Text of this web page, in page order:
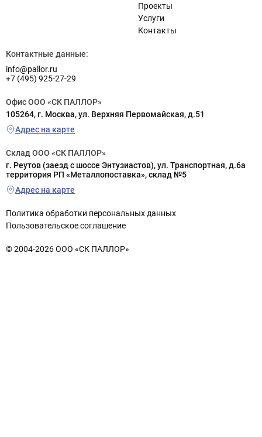
Проекты
Услуги
Контакты
Контактные данные:
info@pallor.ru
+7 (495) 925-27-29
Офис ООО «СК ПАЛЛОР»
105264, г. Москва, ул. Верхняя Первомайская, д.51
Адрес на карте
Склад ООО «СК ПАЛЛОР»
г. Реутов (заезд с шоссе Энтузиастов), ул. Транспортная, д.6а
территория РП «Металлопоставка», склад №5
Адрес на карте
Политика обработки персональных данных
Пользовательское соглашение
© 2004-2026 ООО «СК ПАЛЛОР»